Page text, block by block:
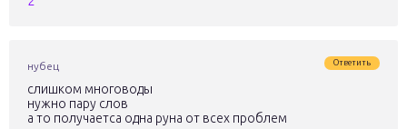
нубец Ответить
слишком многоводы
нужно пару слов
а то получаетса одна руна от всех проблем